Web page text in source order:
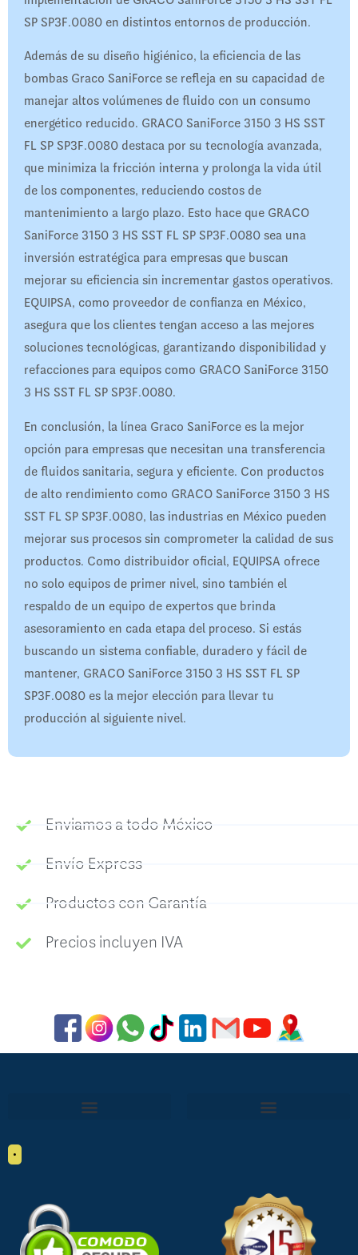
SP SP3F.0080 en distintos entornos de producción.
Además de su diseño higiénico, la eficiencia de las
bombas Graco SaniForce se refleja en su capacidad de
manejar altos volúmenes de fluido con un consumo
energético reducido. GRACO SaniForce 3150 3 HS SST
FL SP SP3F.0080 destaca por su tecnología avanzada,
que minimiza la fricción interna y prolonga la vida útil
de los componentes, reduciendo costos de
mantenimiento a largo plazo. Esto hace que GRACO
SaniForce 3150 3 HS SST FL SP SP3F.0080 sea una
inversión estratégica para empresas que buscan
mejorar su eficiencia sin incrementar gastos operativos.
EQUIPSA, como proveedor de confianza en México,
asegura que los clientes tengan acceso a las mejores
soluciones tecnológicas, garantizando disponibilidad y
refacciones para equipos como GRACO SaniForce 3150
3 HS SST FL SP SP3F.0080.
En conclusión, la línea Graco SaniForce es la mejor
opción para empresas que necesitan una transferencia
de fluidos sanitaria, segura y eficiente. Con productos
de alto rendimiento como GRACO SaniForce 3150 3 HS
SST FL SP SP3F.0080, las industrias en México pueden
mejorar sus procesos sin comprometer la calidad de sus
productos. Como distribuidor oficial, EQUIPSA ofrece
no solo equipos de primer nivel, sino también el
respaldo de un equipo de expertos que brinda
asesoramiento en cada etapa del proceso. Si estás
buscando un sistema confiable, duradero y fácil de
mantener, GRACO SaniForce 3150 3 HS SST FL SP
SP3F.0080 es la mejor elección para llevar tu
producción al siguiente nivel.
Enviamos a todo México
Envío Express
Productos con Garantía
Precios incluyen IVA
•